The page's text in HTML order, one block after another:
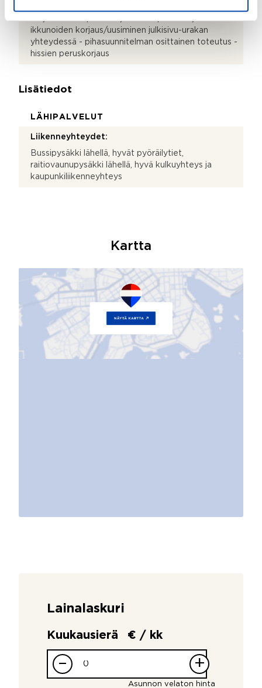
ikkunoiden korjaus/uusiminen julkisivu-urakan
yhteydessä - pihasuunnitelman osittainen toteutus -
hissien peruskorjaus
Lisätiedot
LÄHIPALVELUT
Liikenneyhteydet:
Bussipysäkki lähellä, hyvät pyöräilytiet,
raitiovaunupysäkki lähellä, hyvä kulkuyhteys ja
kaupunkiliikenneyhteys
Kartta
Lainalaskuri
Kuukausierä € / kk
– +
Asunnon velaton hinta